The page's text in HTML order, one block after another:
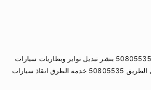
خدمة المساعدة على الطريق 50805535 خدمة الطرق انقاذ سيارات